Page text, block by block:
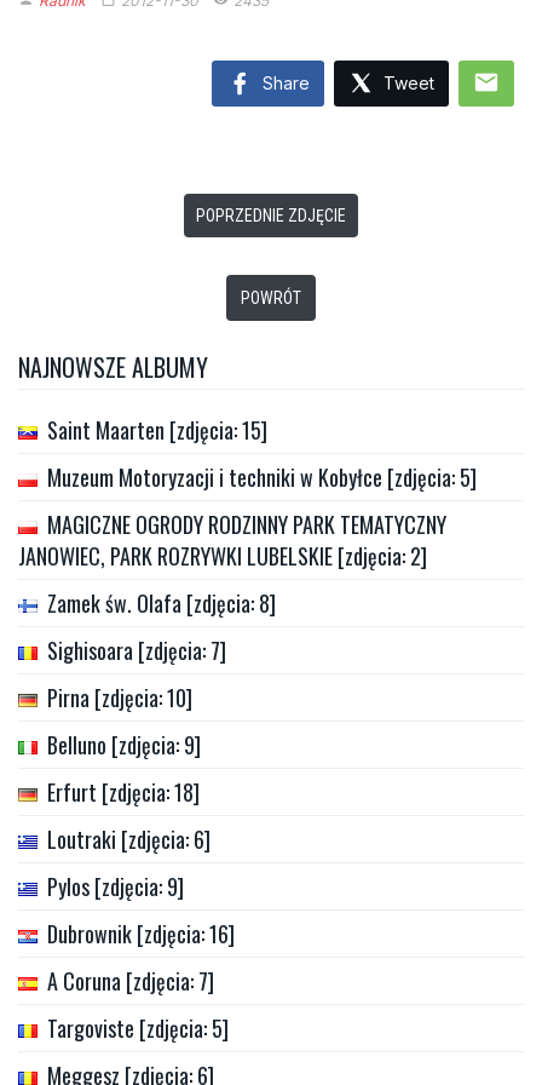
Share Tweet mail
POPRZEDNIE ZDJĘCIE
POWRÓT
NAJNOWSZE ALBUMY
Saint Maarten [zdjęcia: 15]
Muzeum Motoryzacji i techniki w Kobyłce [zdjęcia: 5]
MAGICZNE OGRODY RODZINNY PARK TEMATYCZNY
JANOWIEC, PARK ROZRYWKI LUBELSKIE [zdjęcia: 2]
Zamek św. Olafa [zdjęcia: 8]
Sighisoara [zdjęcia: 7]
Pirna [zdjęcia: 10]
Belluno [zdjęcia: 9]
Erfurt [zdjęcia: 18]
Loutraki [zdjęcia: 6]
Pylos [zdjęcia: 9]
Dubrownik [zdjęcia: 16]
A Coruna [zdjęcia: 7]
Targoviste [zdjęcia: 5]
Meggesz [zdjęcia: 6]